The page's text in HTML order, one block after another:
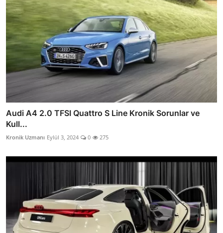
Audi A4 2.0 TFSI Quattro S Line Kronik Sorunlar ve
Kull...
Kronik Uzmanı Eylül 3, 2024 0 275